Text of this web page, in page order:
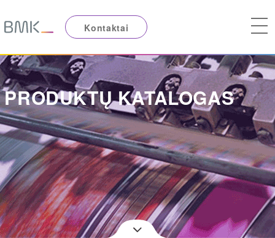
Kontaktai
PRODUKTŲ KATALOGAS